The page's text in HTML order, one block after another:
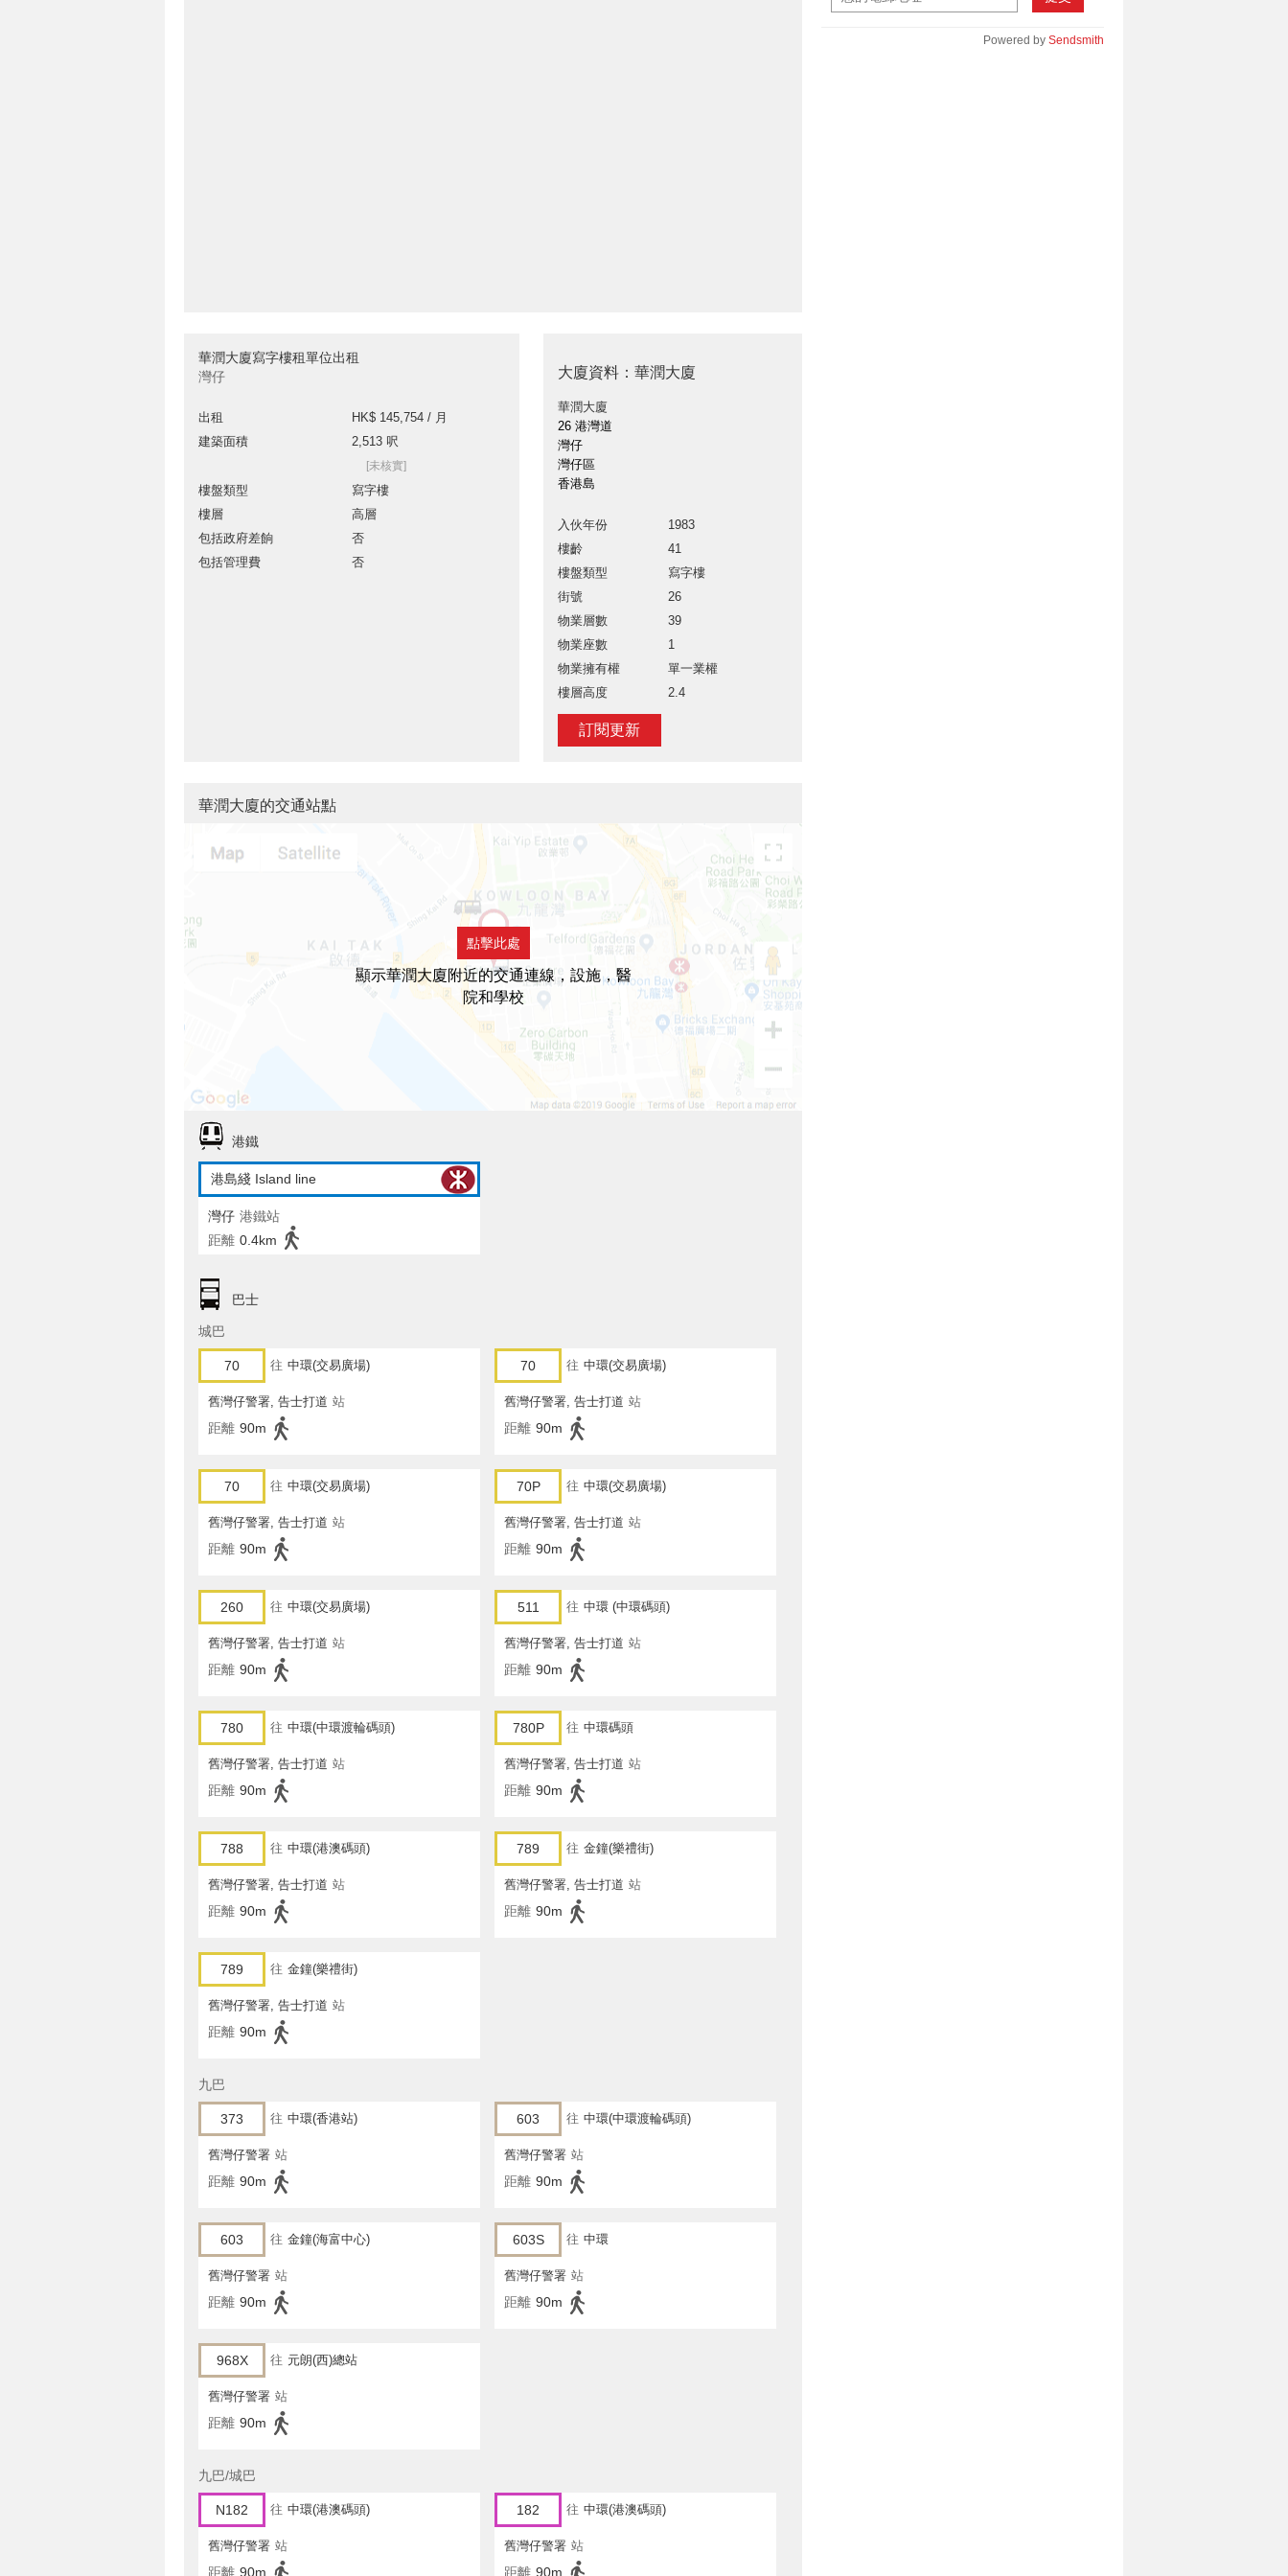
華潤大廈寫字樓租單位出租
灣仔
出租
HK$ 145,754 / 月
建築面積
2,513 呎
[未核實]
樓盤類型
寫字樓
樓層
高層
包括政府差餉
否
包括管理費
否
大廈資料：華潤大廈
華潤大廈
26 港灣道
灣仔
灣仔區
香港島
入伙年份
1983
樓齡
41
樓盤類型
寫字樓
街號
26
物業層數
39
物業座數
1
物業擁有權
單一業權
樓層高度
2.4
訂閱更新
Powered by Sendsmith
華潤大廈的交通站點
點擊此處
顯示華潤大廈附近的交通連線，設施，醫
院和學校
港鐵
港島綫 Island line
灣仔 港鐵站
距離 0.4km
巴士
城巴
70 往 中環(交易廣場)
舊灣仔警署, 告士打道 站
距離 90m
70 往 中環(交易廣場)
舊灣仔警署, 告士打道 站
距離 90m
70 往 中環(交易廣場)
舊灣仔警署, 告士打道 站
距離 90m
70P 往 中環(交易廣場)
舊灣仔警署, 告士打道 站
距離 90m
260 往 中環(交易廣場)
舊灣仔警署, 告士打道 站
距離 90m
511 往 中環 (中環碼頭)
舊灣仔警署, 告士打道 站
距離 90m
780 往 中環(中環渡輪碼頭)
舊灣仔警署, 告士打道 站
距離 90m
780P 往 中環碼頭
舊灣仔警署, 告士打道 站
距離 90m
788 往 中環(港澳碼頭)
舊灣仔警署, 告士打道 站
距離 90m
789 往 金鐘(樂禮街)
舊灣仔警署, 告士打道 站
距離 90m
789 往 金鐘(樂禮街)
舊灣仔警署, 告士打道 站
距離 90m
九巴
373 往 中環(香港站)
舊灣仔警署 站
距離 90m
603 往 中環(中環渡輪碼頭)
舊灣仔警署 站
距離 90m
603 往 金鐘(海富中心)
舊灣仔警署 站
距離 90m
603S 往 中環
舊灣仔警署 站
距離 90m
968X 往 元朗(西)總站
舊灣仔警署 站
距離 90m
九巴/城巴
N182 往 中環(港澳碼頭)
舊灣仔警署 站
距離 90m
182 往 中環(港澳碼頭)
舊灣仔警署 站
距離 90m